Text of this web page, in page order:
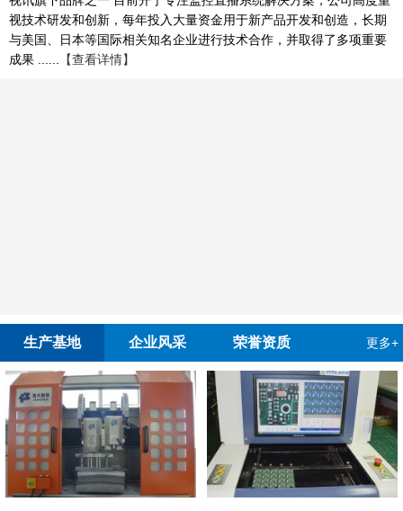
视技术研发和创新，每年投入大量资金用于新产品开发和创造，长期
与美国、日本等国际相关知名企业进行技术合作，并取得了多项重要
成果 ......
【查看详情】
生产基地 企业风采 荣誉资质 更多+